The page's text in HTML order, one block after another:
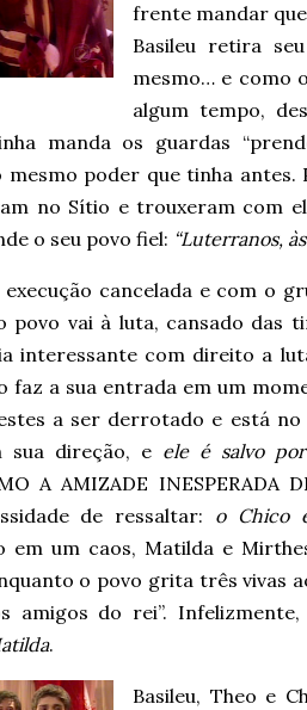
frente mandar
Basileu retira
mesmo… e como
algum tempo,
manda os guardas
mesmo poder que tinha
no Sítio e trouxeram com
o seu povo fiel: “Luterranos,
execução cancelada e com o
povo vai à luta, cansado das
interessante com direito a
faz a sua entrada em um
a ser derrotado e está no
sua direção, e ele é salvo
A AMIZADE INESPERADA
de ressaltar: o Chico
em um caos, Matilda e
o povo grita três vivas
amigos do rei”.
.
Basileu, Theo e